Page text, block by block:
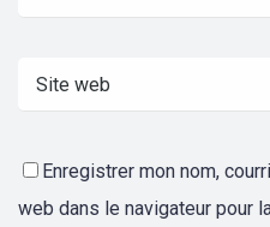
Enregistrer mon nom,
web dans le navigateur pour